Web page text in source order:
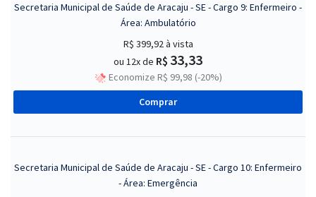
Secretaria Municipal de Saúde de Aracaju - SE - Cargo 9: Enfermeiro -
Área: Ambulatório
R$ 399,92à vista
ou 12x de R$ 33,33
Economize R$ 99,98 (-20%)
Comprar
Secretaria Municipal de Saúde de Aracaju - SE - Cargo 10: Enfermeiro
- Área: Emergência